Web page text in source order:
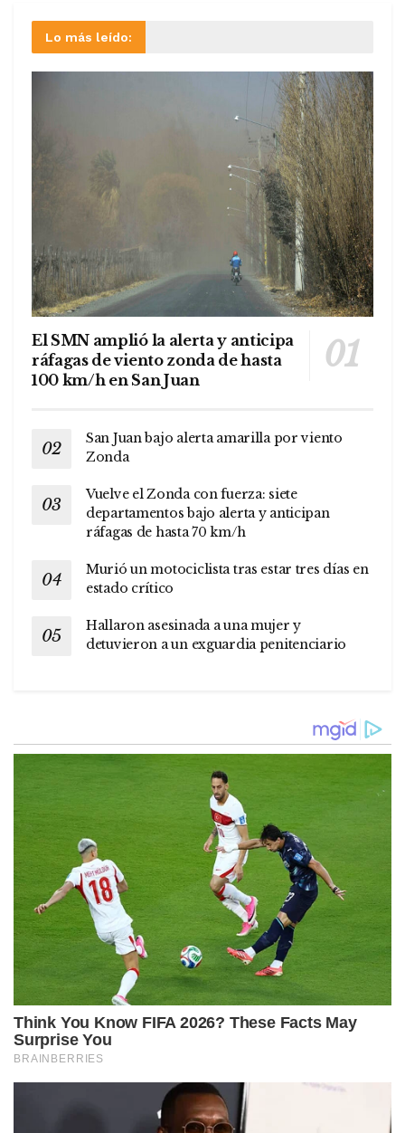
Lo más leído:
El SMN amplió la alerta y anticipa
ráfagas de viento zonda de hasta
100 km/h en San Juan
San Juan bajo alerta amarilla por viento
Zonda
Vuelve el Zonda con fuerza: siete
departamentos bajo alerta y anticipan
ráfagas de hasta 70 km/h
Murió un motociclista tras estar tres días en
estado crítico
Hallaron asesinada a una mujer y
detuvieron a un exguardia penitenciario